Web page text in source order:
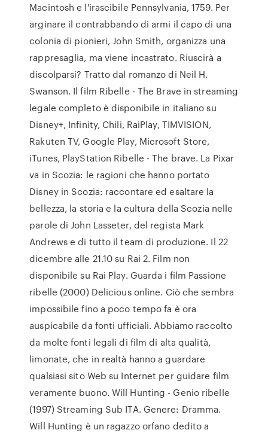
Macintosh e l'irascibile Pennsylvania, 1759. Per
arginare il contrabbando di armi il capo di una
colonia di pionieri, John Smith, organizza una
rappresaglia, ma viene incastrato. Riuscirà a
discolparsi? Tratto dal romanzo di Neil H.
Swanson. Il film Ribelle - The Brave in streaming
legale completo è disponibile in italiano su
Disney+, Infinity, Chili, RaiPlay, TIMVISION,
Rakuten TV, Google Play, Microsoft Store,
iTunes, PlayStation Ribelle - The brave. La Pixar
va in Scozia: le ragioni che hanno portato
Disney in Scozia: raccontare ed esaltare la
bellezza, la storia e la cultura della Scozia nelle
parole di John Lasseter, del regista Mark
Andrews e di tutto il team di produzione. Il 22
dicembre alle 21.10 su Rai 2. Film non
disponibile su Rai Play. Guarda i film Passione
ribelle (2000) Delicious online. Ciò che sembra
impossibile fino a poco tempo fa è ora
auspicabile da fonti ufficiali. Abbiamo raccolto
da molte fonti legali di film di alta qualità,
limonate, che in realtà hanno a guardare
qualsiasi sito Web su Internet per guidare film
veramente buono. Will Hunting - Genio ribelle
(1997) Streaming Sub ITA. Genere: Dramma.
Will Hunting è un ragazzo orfano dedito a